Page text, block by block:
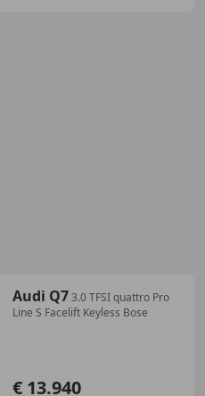
Audi Q73.0 TFSI quattro Pro
Line S Facelift Keyless Bose
€ 13.940